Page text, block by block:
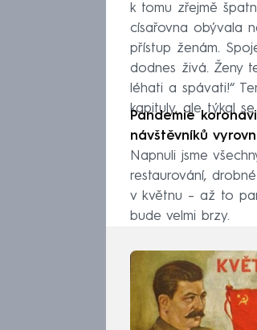
k tomu zřejmě
císařovna obývala
přístup ženám.
dodnes živá. Ženy
léhati a spávati!“
kapituly, ale týkal
Pandemie
návštěvníků
Napnuli jsme
restaurování,
v květnu – až to
bude velmi brzy.